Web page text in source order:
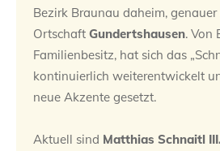
Bezirk Braunau daheim,
Ortschaft Gundertshausen. Von
Familienbesitz, hat sich das
kontinuierlich weiterentwickelt
neue Akzente gesetzt.
Aktuell sind Matthias Schnaitl